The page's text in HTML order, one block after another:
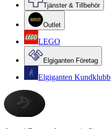
Tjänster & Tillbehör
Outlet
LEGO
Elgiganten Företag
Elgiganten Kundklubb